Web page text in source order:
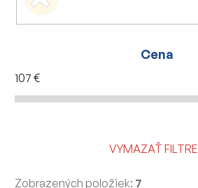
Cena
107 €
VYMAZAŤ FILTRE
Zobrazených položiek: 7